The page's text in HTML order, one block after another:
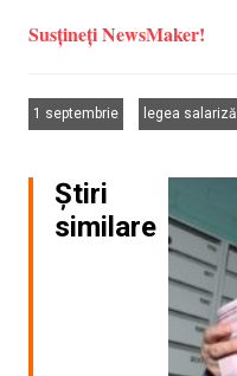
Susțineți NewsMaker!
1 septembrie
legea
Știri
similare